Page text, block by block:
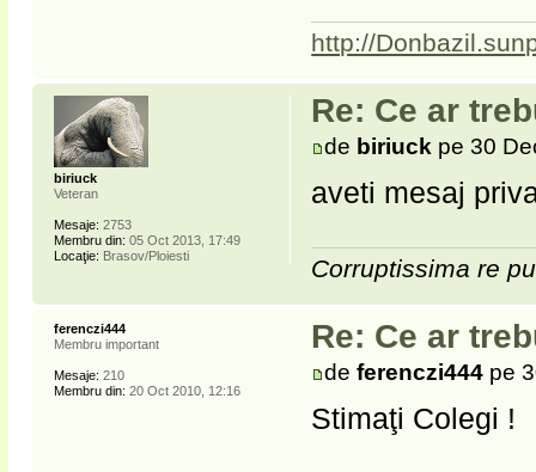
http://
Re: Ce ar
de biriuck pe 30
aveti mesaj
Corruptissima re
biriuck
Veteran
Mesaje: 2753
Membru din: 05 Oct 2013, 17:49
Locaţie: Brasov/Ploiesti
Re: Ce ar
deferenczi444 pe
Stimaţi Colegi !
ferenczi444
Membru important
Mesaje: 210
Membru din: 20 Oct 2010, 12:16